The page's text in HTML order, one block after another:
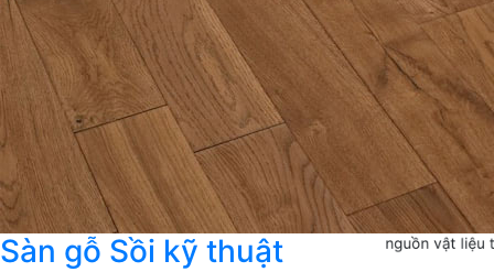
Sàn gỗ Sồi kỹ thuật
Bộ sưu
Các dòng sản
nguồn vật liệu